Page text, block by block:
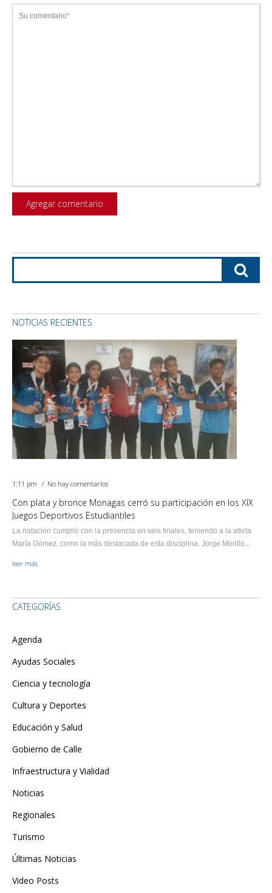
NOTICIAS RECIENTES
1:11 pm No hay comentarios
Con plata y bronce Monagas cerró su participación en los XIX
Juegos Deportivos Estudiantiles
La natación cumplió con la presencia en seis finales, teniendo a la atleta
María Gómez, como la más destacada de esta disciplina. Jorge Morillo...
leer más
CATEGORÍAS
Agenda
Ayudas Sociales
Ciencia y tecnología
Cultura y Deportes
Educación y Salud
Gobierno de Calle
Infraestructura y Vialidad
Noticias
Regionales
Turismo
Últimas Noticias
Video Posts